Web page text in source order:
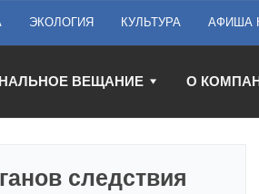
ЭКОЛОГИЯ КУЛЬТУРА АФИША
ВЕЩАНИЕ О
следствия